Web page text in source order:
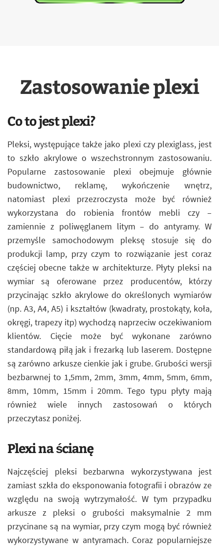
Zastosowanie plexi
Co to jest plexi?
Pleksi, występujące także jako plexi czy plexiglass, jest
to szkło akrylowe o wszechstronnym zastosowaniu.
Popularne zastosowanie plexi obejmuje głównie
budownictwo, reklamę, wykończenie wnętrz,
natomiast plexi przezroczysta może być również
wykorzystana do robienia frontów mebli czy –
zamiennie z poliwęglanem litym – do antyramy. W
przemyśle samochodowym pleksę stosuje się do
produkcji lamp, przy czym to rozwiązanie jest coraz
częściej obecne także w architekturze. Płyty pleksi na
wymiar są oferowane przez producentów, którzy
przycinając szkło akrylowe do określonych wymiarów
(np. A3, A4, A5) i kształtów (kwadraty, prostokąty, koła,
okręgi, trapezy itp) wychodzą naprzeciw oczekiwaniom
klientów. Cięcie może być wykonane zarówno
standardową piłą jak i frezarką lub laserem. Dostępne
są zarówno arkusze cienkie jak i grube. Grubości wersji
bezbarwnej to 1,5mm, 2mm, 3mm, 4mm, 5mm, 6mm,
8mm, 10mm, 15mm i 20mm. Tego typu płyty mają
również wiele innych zastosowań o których
przeczytasz poniżej.
Plexi na ścianę
Najczęściej pleksi bezbarwna wykorzystywana jest
zamiast szkła do eksponowania fotografii i obrazów ze
względu na swoją wytrzymałość. W tym przypadku
arkusze z pleksi o grubości maksymalnie 2 mm
przycinane są na wymiar, przy czym mogą być również
wykorzystywane w antyramach. Coraz popularniejsze